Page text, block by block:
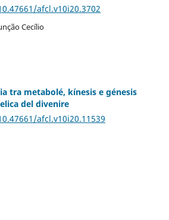
afcl.v10i20.3702
Cecílio
tra metabolé, kínesis e génesis
del divenire
afcl.v10i20.11539